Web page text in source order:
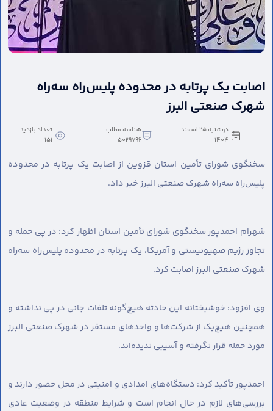
اصابت یک پرتابه در محدوده پلیس‌راه سه‌راه
شهرک صنعتی البرز
دوشنبه 25 اسفند
1404
شناسه مطلب:
5029796
تعداد بازدید :
151
سخنگوی شورای تأمین استان قزوین از اصابت یک پرتابه در محدوده
پلیس‌راه سه‌راه شهرک صنعتی البرز خبر داد.
شهرام احمدپور سخنگوی شورای تأمین استان اظهار کرد: در پی حمله و
تجاوز رژیم صهیونیستی و آمریکا، یک پرتابه در محدوده پلیس‌راه سه‌راه
شهرک صنعتی البرز اصابت کرد.
وی افزود: خوشبختانه این حادثه هیچ‌گونه تلفات جانی در پی نداشته و
همچنین هیچ‌یک از شرکت‌ها و واحدهای مستقر در شهرک صنعتی البرز
مورد حمله قرار نگرفته و آسیبی ندیده‌اند.
احمدپور تأکید کرد: دستگاه‌های امدادی و امنیتی در محل حضور دارند و
بررسی‌های لازم در حال انجام است و شرایط منطقه در وضعیت عادی